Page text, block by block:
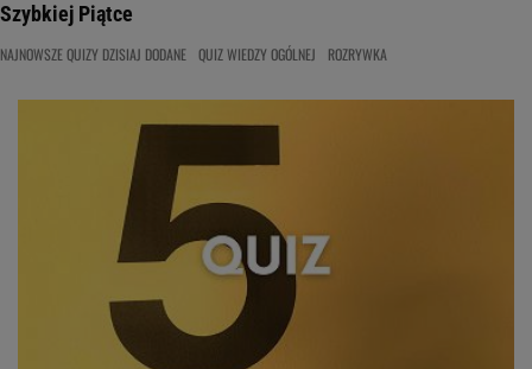
Szybkiej Piątce
NAJNOWSZE QUIZY DZISIAJ DODANE QUIZ WIEDZY OGÓLNEJ ROZRYWKA